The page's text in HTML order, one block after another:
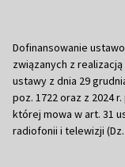
Dofinansowanie
związanych z
ustawy z dnia 29
poz. 1722 oraz z 2024
której mowa w art. 31
radiofonii i telewizji (Dz.